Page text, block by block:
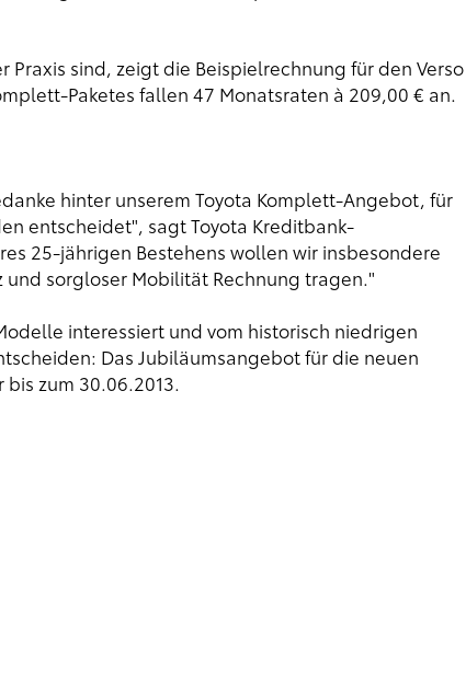
sind, zeigt die Beispielrechnung für den Verso
Paketes fallen 47 Monatsraten à 209,00 € an.
hinter unserem Toyota Komplett-Angebot, für
entscheidet", sagt Toyota Kreditbank-
25-jährigen Bestehens wollen wir insbesondere
sorgloser Mobilität Rechnung tragen."
interessiert und vom historisch niedrigen
Das Jubiläumsangebot für die neuen
zum 30.06.2013.